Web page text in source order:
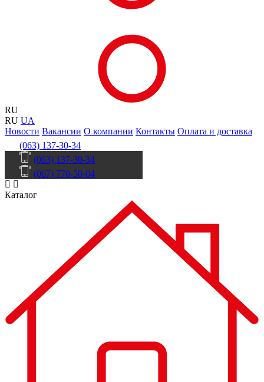
RU
RU UA
Новости Вакансии О компании Контакты Оплата и доставка
(063) 137-30-34
(063) 137-30-34
(067) 770-50-04
Каталог